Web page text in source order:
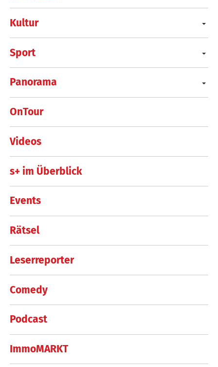
Kultur
Sport
Panorama
OnTour
Videos
s+ im Überblick
Events
Rätsel
Leserreporter
Comedy
Podcast
ImmoMARKT